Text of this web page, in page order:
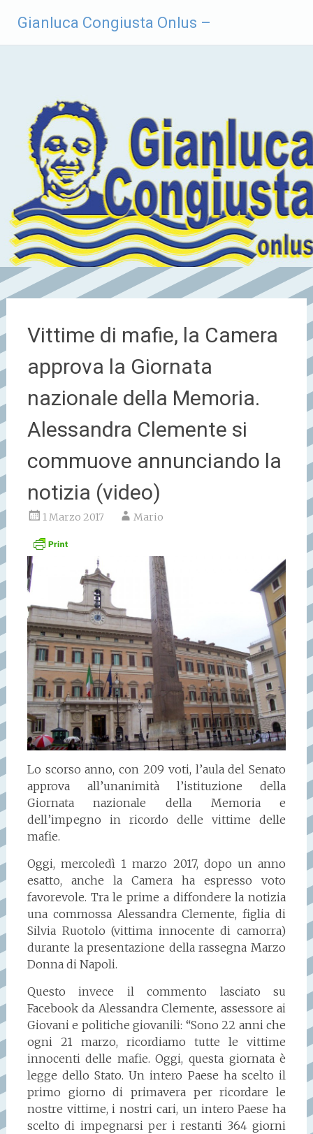
contenuto
Gianluca Congiusta Onlus –
Vittime di mafie, la Camera
approva la Giornata
nazionale della Memoria.
Alessandra Clemente si
commuove annunciando la
notizia (video)
1 Marzo 2017 Mario
Lo scorso anno, con 209 voti, l’aula del Senato
approva all’unanimità l’istituzione della
Giornata nazionale della Memoria e
dell’impegno in ricordo delle vittime delle
mafie.
Oggi, mercoledì 1 marzo 2017, dopo un anno
esatto, anche la Camera ha espresso voto
favorevole. Tra le prime a diffondere la notizia
una commossa Alessandra Clemente, figlia di
Silvia Ruotolo (vittima innocente di camorra)
durante la presentazione della rassegna Marzo
Donna di Napoli.
Questo invece il commento lasciato su
Facebook da Alessandra Clemente, assessore ai
Giovani e politiche giovanili: “Sono 22 anni che
ogni 21 marzo, ricordiamo tutte le vittime
innocenti delle mafie. Oggi, questa giornata è
legge dello Stato. Un intero Paese ha scelto il
primo giorno di primavera per ricordare le
nostre vittime, i nostri cari, un intero Paese ha
scelto di impegnarsi per i restanti 364 giorni